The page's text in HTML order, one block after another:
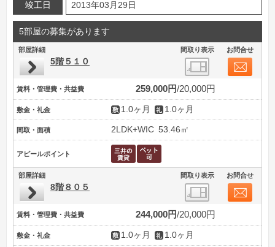
竣工日
2013年03月29日
5部屋の募集があります
部屋詳細 間取り表示 お問合せ
5階５１０
賃料・管理費・共益費 259,000円 20,000円
敷金・礼金 1.0ヶ月 1.0ヶ月
間取・面積 2LDK+WIC 53.46㎡
アピールポイント
部屋詳細 間取り表示 お問合せ
8階８０５
賃料・管理費・共益費 244,000円 20,000円
敷金・礼金 1.0ヶ月 1.0ヶ月